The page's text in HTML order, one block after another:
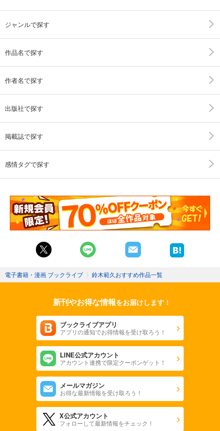
ジャンルで探す
作品名で探す
作者名で探す
出版社で探す
掲載誌で探す
感情タグで探す
電子書籍・漫画 ブックライブ 〉 鈴木範久おすすめ作品一覧
新刊やお得な情報をお届けします！
ブックライブアプリ
アプリの通知でお得情報を受け取ろう！
LINE公式アカウント
アカウント連携で限定クーポンゲット！
メールマガジン
お得な最新情報を受け取ろう！
X公式アカウント
フォローして最新情報をチェック！